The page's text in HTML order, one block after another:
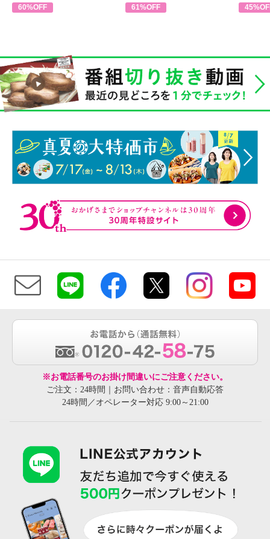
60%OFF 61%OFF
※お電話番号のお掛け間違いにご注意ください。
ご注文：24時間｜お問い合わせ：音声自動応答
24時間／オペレーター対応 9:00～21:00